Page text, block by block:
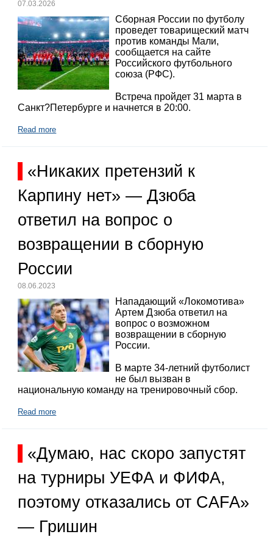
07.03.2026
Сборная России по футболу
проведет товарищеский матч
против команды Мали,
сообщается на сайте
Российского футбольного
союза (РФС).
Встреча пройдет 31 марта в
Санкт?Петербурге и начнется в 20:00.
Read more
«Никаких претензий к
Карпину нет» — Дзюба
ответил на вопрос о
возвращении в сборную
России
08.06.2023
Нападающий «Локомотива»
Артем Дзюба ответил на
вопрос о возможном
возвращении в сборную
России.
В марте 34-летний футболист
не был вызван в
национальную команду на тренировочный сбор.
Read more
«Думаю, нас скоро запустят
на турниры УЕФА и ФИФА,
поэтому отказались от CAFA»
— Гришин